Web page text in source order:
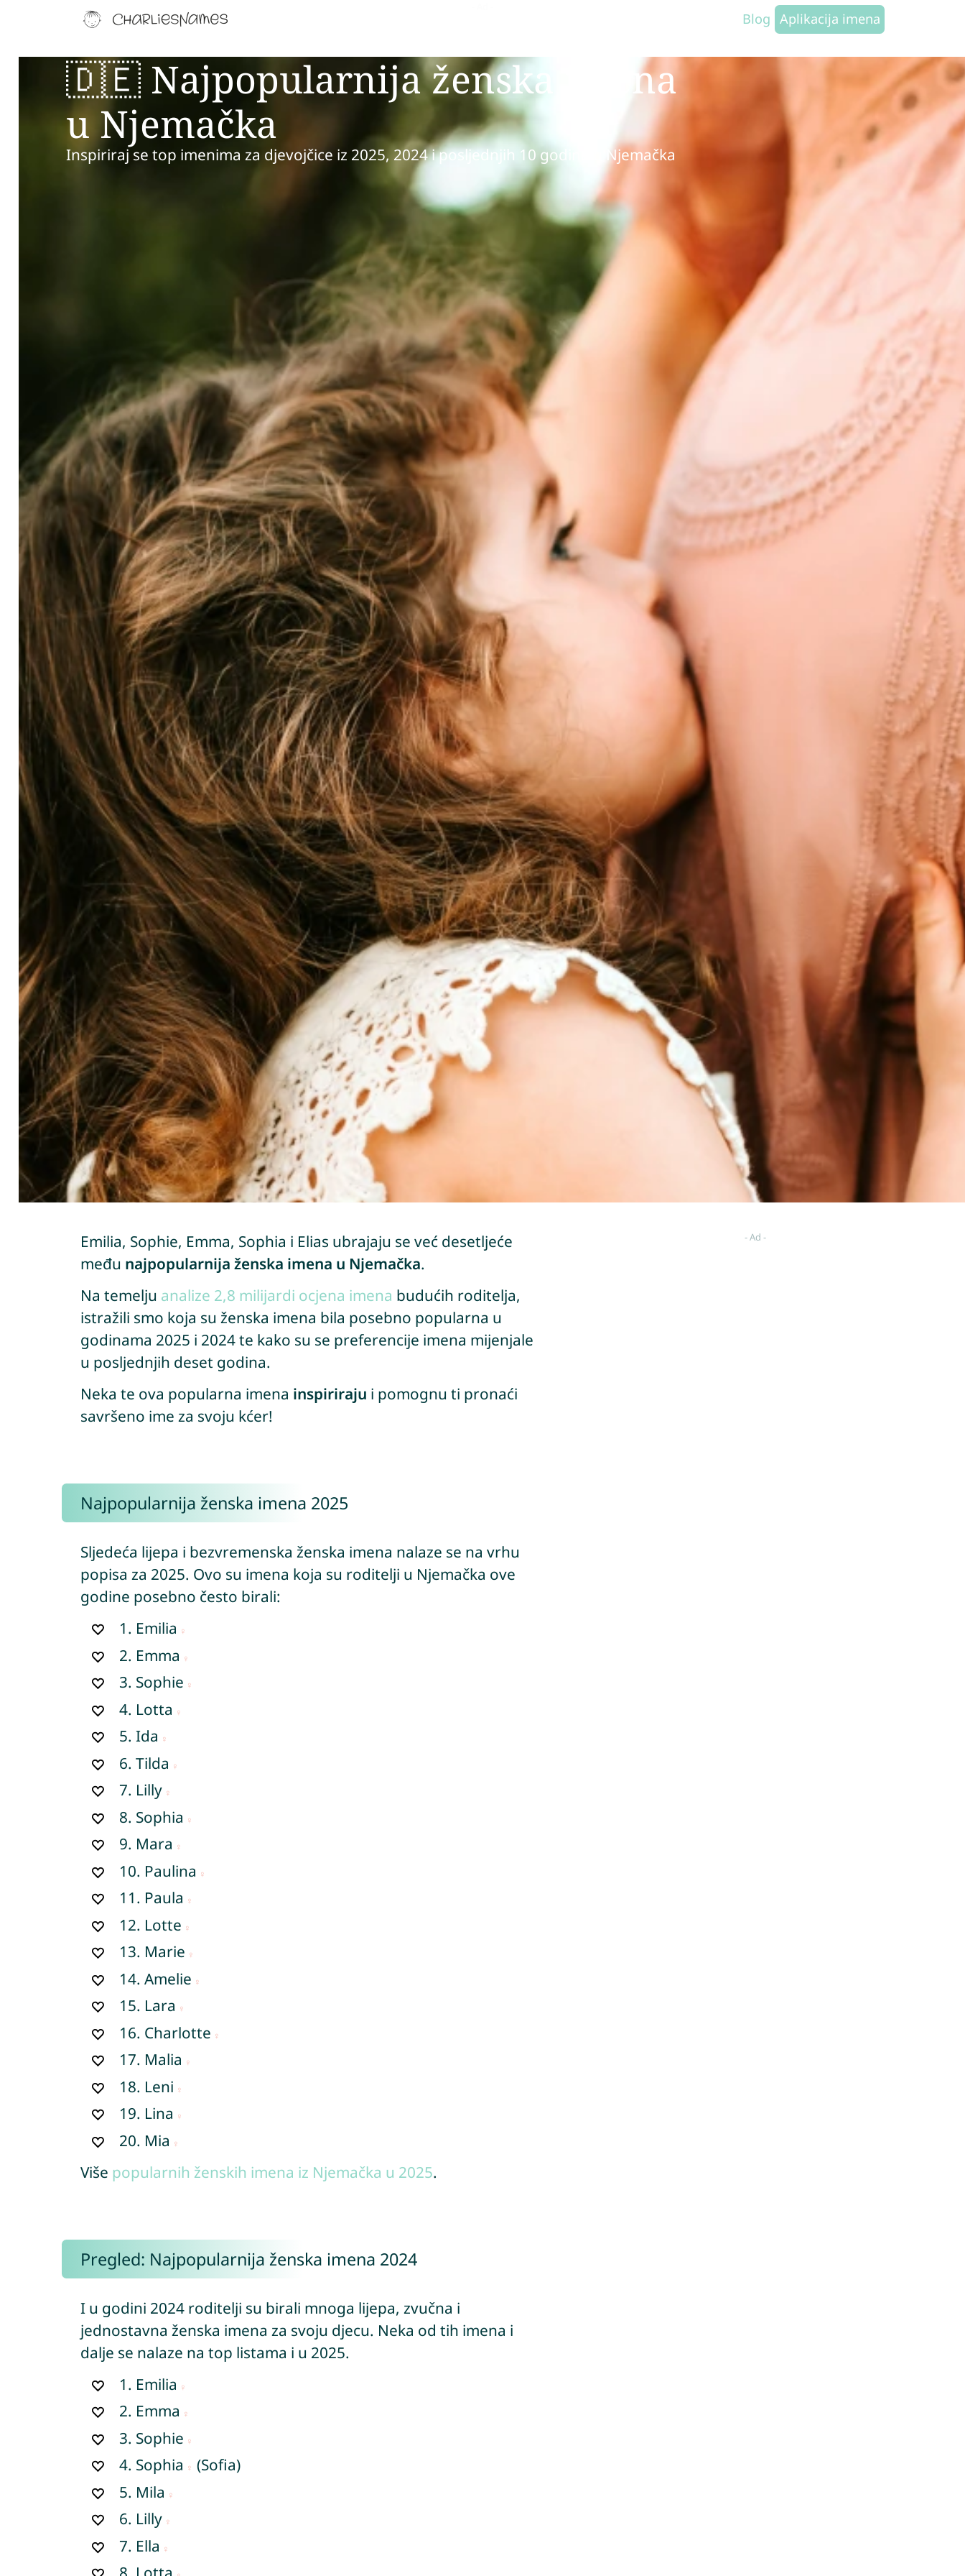
Blog Aplikacija imena
🇩🇪 Najpopularnija ženska imena
u Njemačka
Inspiriraj se top imenima za djevojčice iz 2025, 2024 i posljednjih 10 godina u Njemačka
Emilia, Sophie, Emma, Sophia i Elias ubrajaju se već desetljeće
među najpopularnija ženska imena u Njemačka.
Na temelju analize 2,8 milijardi ocjena imena budućih roditelja,
istražili smo koja su ženska imena bila posebno popularna u
godinama 2025 i 2024 te kako su se preferencije imena mijenjale
u posljednjih deset godina.
Neka te ova popularna imena inspiriraju i pomognu ti pronaći
savršeno ime za svoju kćer!
Najpopularnija ženska imena 2025
Sljedeća lijepa i bezvremenska ženska imena nalaze se na vrhu
popisa za 2025. Ovo su imena koja su roditelji u Njemačka ove
godine posebno često birali:
1. Emilia
2. Emma
3. Sophie
4. Lotta
5.Ida
6.Tilda
7. Lilly
8. Sophia
9. Mara
10. Paulina
11. Paula
12. Lotte
13. Marie
14.Amelie
15. Lara
16. Charlotte
17. Malia
18. Leni
19. Lina
20. Mia
Više popularnih ženskih imena iz Njemačka u 2025.
Pregled: Najpopularnija ženska imena 2024
I u godini 2024 roditelji su birali mnoga lijepa, zvučna i
jednostavna ženska imena za svoju djecu. Neka od tih imena i
dalje se nalaze na top listama i u 2025.
1. Emilia
2. Emma
3. Sophie
4. Sophia
(Sofia)
5. Mila
6. Lilly
7. Ella